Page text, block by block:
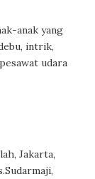
anak yang
intrik,
udara
Jakarta,